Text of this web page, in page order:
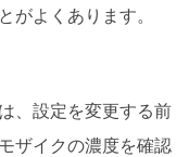
がよくあります。
、設定を変更する前
ザイクの濃度を確認